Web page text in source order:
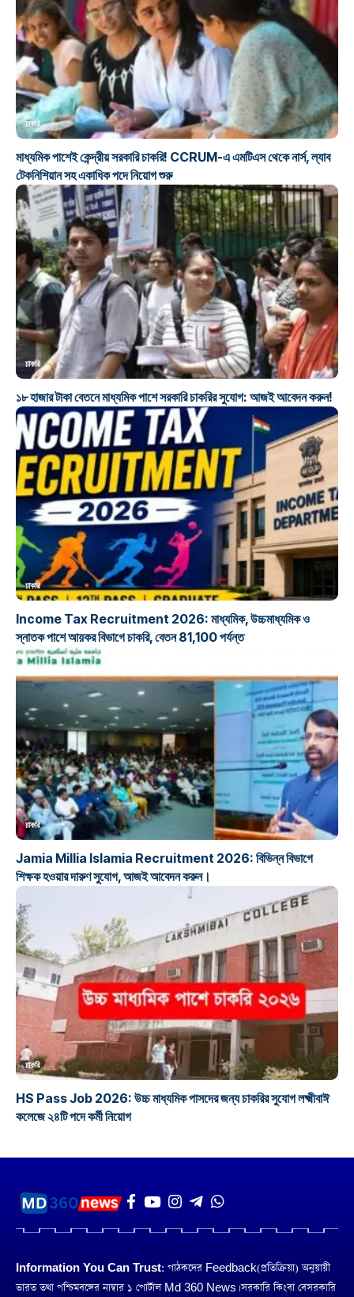
চাকরি
মাধ্যমিক পাশেই কেন্দ্রীয় সরকারি চাকরি! CCRUM-এ এমটিএস থেকে নার্স, ল্যাব
টেকনিশিয়ান সহ একাধিক পদে নিয়োগ শুরু
চাকরি
১৮ হাজার টাকা বেতনে মাধ্যমিক পাশে সরকারি চাকরির সুযোগ: আজই আবেদন করুন!
চাকরি
Income Tax Recruitment 2026: মাধ্যমিক, উচ্চমাধ্যমিক ও
স্নাতক পাশে আয়কর বিভাগে চাকরি, বেতন 81,100 পর্যন্ত
চাকরি
Jamia Millia Islamia Recruitment 2026: বিভিন্ন বিভাগে
শিক্ষক হওয়ার দারুণ সুযোগ, আজই আবেদন করুন।
চাকরি
HS Pass Job 2026: উচ্চ মাধ্যমিক পাসদের জন্য চাকরির সুযোগ লক্ষ্মীবাঈ
কলেজে ২৪টি পদে কর্মী নিয়োগ
Information You Can Trust: পাঠকদের Feedback(প্রতিক্রিয়া) অনুয়ায়ী
ভারত তথা পশ্চিমবঙ্গের নাম্বার ১ পোর্টাল Md 360 News। সরকারি কিংবা বেসরকারি